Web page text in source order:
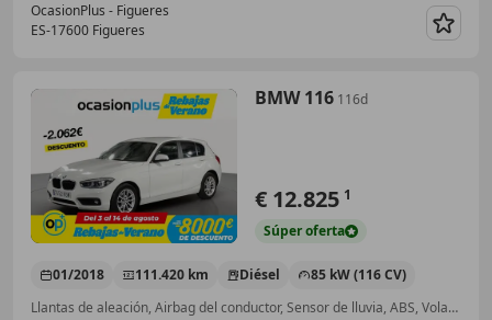
OcasionPlus - Figueres
ES-17600 Figueres
BMW 116 116d
€ 12.825 1
Súperoferta
01/2018 111.420 km Diésel
85 kW (116 CV)
Llantas de aleación, Airbag del conductor, Sensor de lluvia, ABS, Volante multifunción, Airbags laterales